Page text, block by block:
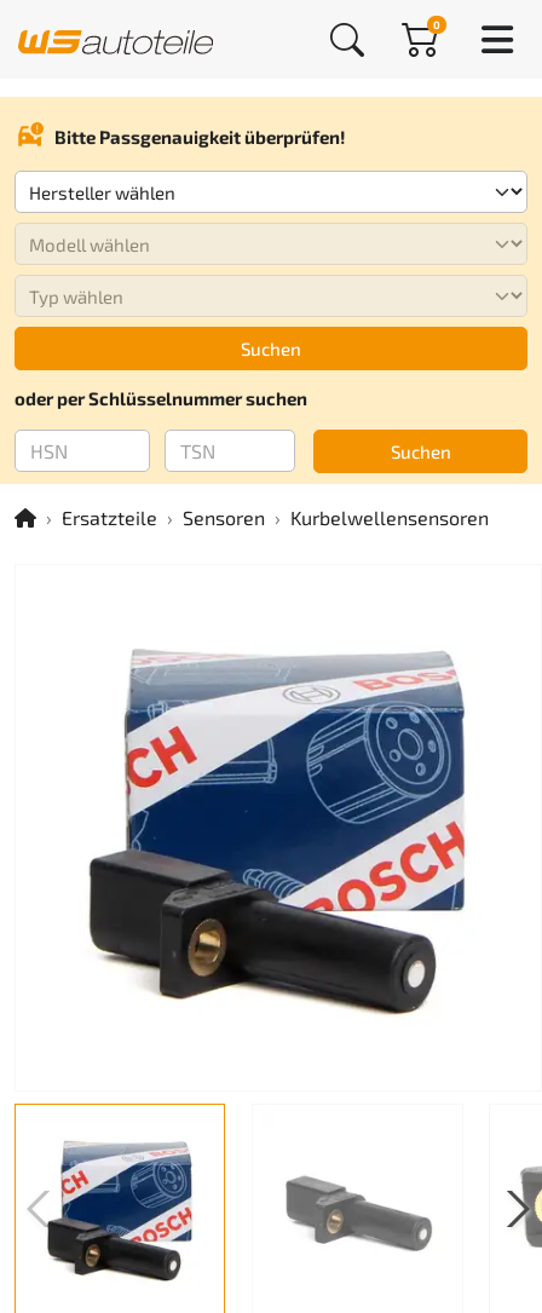
0
Bitte Passgenauigkeit überprüfen!
Suchen
oder per Schlüsselnummer suchen
Suchen
Ersatzteile Sensoren Kurbelwellensensoren